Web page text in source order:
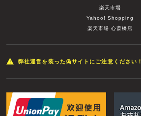
楽天市場
Yahoo! Shopping
楽天市場 心斎橋店
弊社運営を装った偽サイトにご注意ください！